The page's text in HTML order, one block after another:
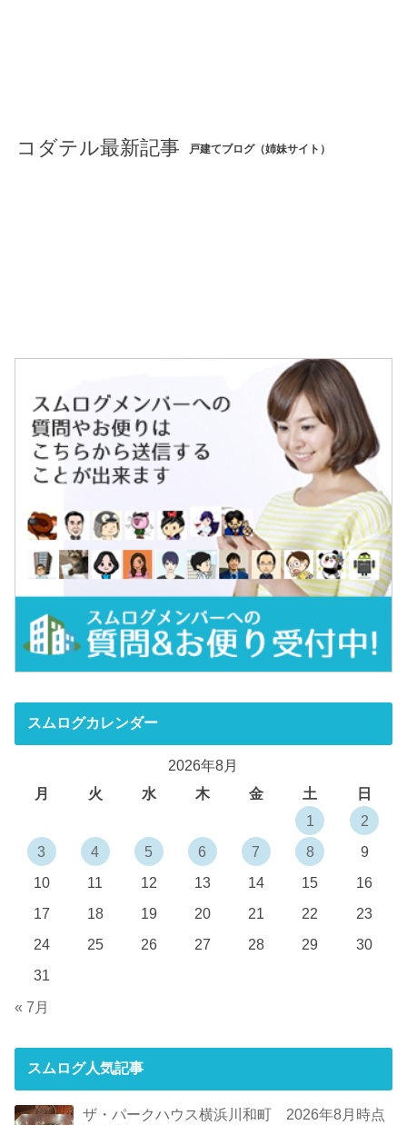
コダテル最新記事 戸建てブログ（姉妹サイト）
スムログカレンダー
2026年8月
月
火 水 木 金 土
日
1
2
3
4 5 6 7 8
9
10
11 12 13 14 15
16
17
18 19 20 21 22
23
24
25 26 27 28 29
30
31
« 7月
スムログ人気記事
ザ・パークハウス横浜川和町 2026年8月時点